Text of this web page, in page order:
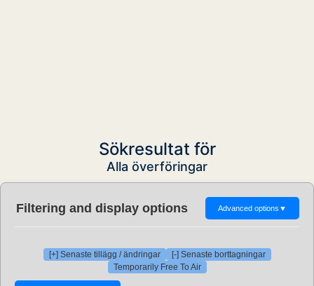
Sökresultat för
Alla överföringar
Filtering and display options Advanced options ▼
[+] Senaste tillägg / ändringar
[-] Senaste borttagningar
Temporarily Free To Air